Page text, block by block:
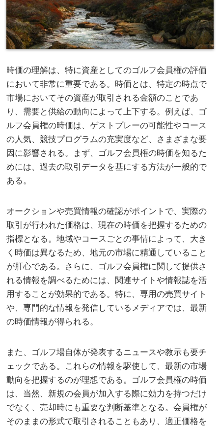
時価の理解は、特に資産としてのゴルフ会員権の評価
において非常に重要である。 時価とは、特定の時点で
市場においてその資産が取引される金額のことであ
り、需要と供給の動向によって上下する。例えば、ゴ
ルフ会員権の時価は、ゲストプレーの可能性やコース
の人気、競技プログラムの充実度など、さまざまな要
因に影響される。まず、ゴルフ会員権の時価を知るた
めには、過去の取引データを基にする方法が一般的で
ある。
オークションや売買情報の確認がポイントで、実際の
取引が行われた価格は、現在の時価を把握するための
指標となる。地域やコースごとの事情によって、大き
く時価は異なるため、地元の市場に精通していること
が肝心である。さらに、ゴルフ会員権に関して提供さ
れる情報を調べるためには、関連サイトや情報誌を活
用することが効果的である。特に、専用の売買サイト
や、専門的な情報を発信しているメディアでは、最新
の時価情報が得られる。
また、ゴルフ場自体が発表するニュースや教示も要チ
ェックである。これらの情報を駆使して、最新の市場
動向を把握するのが理想である。ゴルフ会員権の時価
は、当然、新規の会員が加入する際に効力を持つだけ
でなく、売却時にも重要な判断基準となる。会員権が
そのままの形式で取引されることもあり、適正価格を